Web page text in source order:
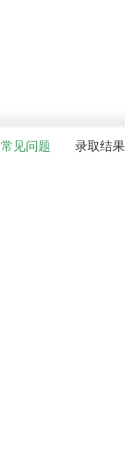
常见问题 录取结果